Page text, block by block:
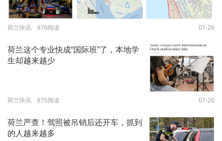
荷兰快讯 976阅读 07-26
荷兰这个专业快成“国际班”了，本地学
生却越来越少
荷兰快讯 875阅读 07-26
荷兰严查！驾照被吊销后还开车，抓到
的人越来越多